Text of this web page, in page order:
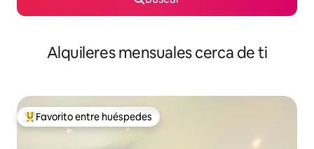
Alquileres mensuales cerca de ti
Favorito entre huéspedes preferido
Favorito entre huéspedes